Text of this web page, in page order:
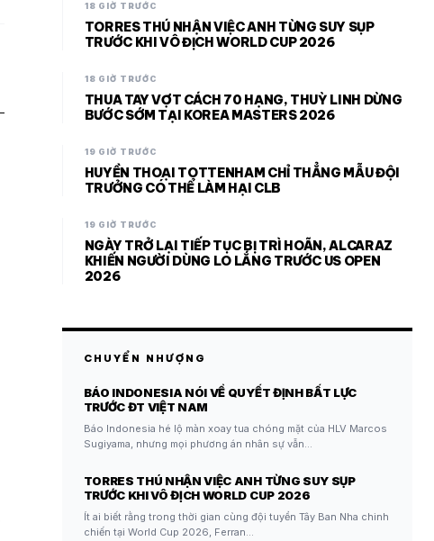
18 GIỜ TRƯỚC
TORRES THÚ NHẬN VIỆC ANH TỪNG SUY SỤP
TRƯỚC KHI VÔ ĐỊCH WORLD CUP 2026
18 GIỜ TRƯỚC
THUA TAY VỢT CÁCH 70 HẠNG, THUỲ LINH DỪNG
BƯỚC SỚM TẠI KOREA MASTERS 2026
19 GIỜ TRƯỚC
HUYỀN THOẠI TOTTENHAM CHỈ THẲNG MẪU ĐỘI
TRƯỞNG CÓ THỂ LÀM HẠI CLB
19 GIỜ TRƯỚC
NGÀY TRỞ LẠI TIẾP TỤC BỊ TRÌ HOÃN, ALCARAZ
KHIẾN NGƯỜI DÙNG LO LẮNG TRƯỚC US OPEN
2026
CHUYỂN NHƯỢNG
BÁO INDONESIA NÓI VỀ QUYẾT ĐỊNH BẤT LỰC
TRƯỚC ĐT VIỆT NAM
Báo Indonesia hé lộ màn xoay tua chóng mặt của HLV Marcos
Sugiyama, nhưng mọi phương án nhân sự vẫn…
TORRES THÚ NHẬN VIỆC ANH TỪNG SUY SỤP
TRƯỚC KHI VÔ ĐỊCH WORLD CUP 2026
Ít ai biết rằng trong thời gian cùng đội tuyển Tây Ban Nha chinh
chiến tại World Cup 2026, Ferran…